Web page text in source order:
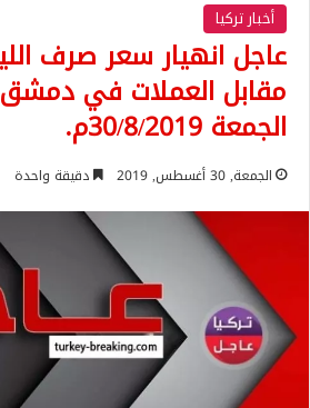
أخبار تركيا
عاجل انهيار سعر صرف
مقابل العملات في دمشق
الجمعة 30/8/2019م.
الجمعة, 30 أغسطس, 2019 دقيقة واحدة